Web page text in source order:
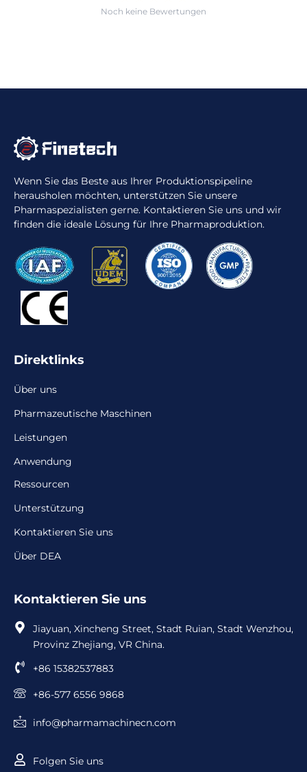
Noch keine Bewertungen
Wenn Sie das Beste aus Ihrer Produktionspipeline
herausholen möchten, unterstützen Sie unsere
Pharmaspezialisten gerne. Kontaktieren Sie uns und wir
finden die ideale Lösung für Ihre Pharmaproduktion.
Direktlinks
Über uns
Pharmazeutische Maschinen
Leistungen
Anwendung
Ressourcen
Unterstützung
Kontaktieren Sie uns
Über DEA
Kontaktieren Sie uns
Jiayuan, Xincheng Street, Stadt Ruian, Stadt Wenzhou,
Provinz Zhejiang, VR China.
+86 15382537883
+86-577 6556 9868
info@pharmamachinecn.com
Folgen Sie uns